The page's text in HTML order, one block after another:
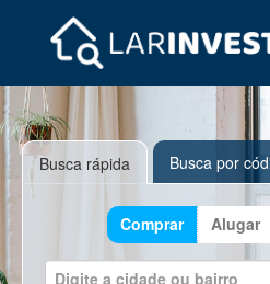
Busca rápida Busca por
Comprar Alugar